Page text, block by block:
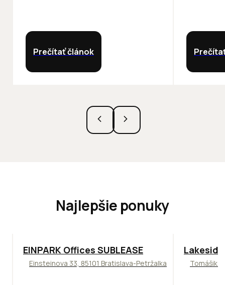
Prečítať článok
Najlepšie ponuky
TOP ODPORÚČAME
EINPARK Offices SUBLEASE
Einsteinova 33, 85101 Bratislava-Petržalka